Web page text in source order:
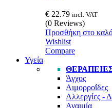
€ 22.79 incl. VAT
(0 Reviews)
Προσθήκη στο
Wishlist
Compare
Υγεία
Άγχος
Αιμορροΐδες
Αλλεργίες -
Αναιμία